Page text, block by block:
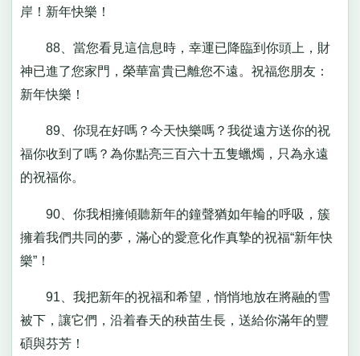
岸！新年快樂！
88、當您看見這信息時，幸運已降臨到你頭上，財
神已進了您家門，榮華富貴已離您不遠。祝福您朋友：
新年快樂！
89、你現在好嗎？今天快樂嗎？我從遠方送你的祝
福你收到了嗎？為你點亮三百六十五隻蠟燭，只為永遠
的祝福你。
90、你我相擁傾聽新年的鐘聲猶如年輪的呼吸，簇
擁着我們共同的夢，滿心的愛意化作真摯的祝福“新年快
樂”！
91、我把新年的祝福和希望，悄悄地放在將融的雪
被下，讓它們，沿着春天的秧苗生長，送給你滿年的豐
碩與芬芳！